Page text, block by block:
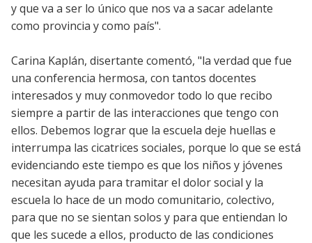
y que va a ser lo único que nos va a sacar adelante
como provincia y como país".
Carina Kaplán, disertante comentó, "la verdad que fue
una conferencia hermosa, con tantos docentes
interesados y muy conmovedor todo lo que recibo
siempre a partir de las interacciones que tengo con
ellos. Debemos lograr que la escuela deje huellas e
interrumpa las cicatrices sociales, porque lo que se está
evidenciando este tiempo es que los niños y jóvenes
necesitan ayuda para tramitar el dolor social y la
escuela lo hace de un modo comunitario, colectivo,
para que no se sientan solos y para que entiendan lo
que les sucede a ellos, producto de las condiciones